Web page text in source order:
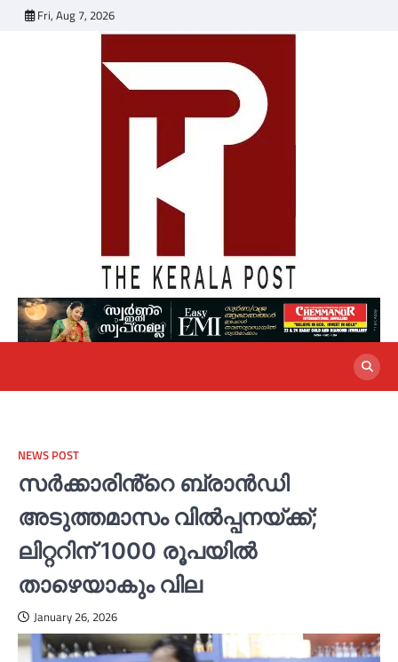
Fri, Aug 7, 2026
NEWS POST
സര്‍ക്കാരിൻ്റെ ബ്രാൻഡി
അടുത്തമാസം വില്‍പ്പനയ്ക്ക്;
ലിറ്ററിന് 1000 രൂപയില്‍
താഴെയാകും വില
January 26, 2026